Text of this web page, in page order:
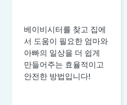
베이비시터를 찾고 집에
서 도움이 필요한 엄마와
아빠의 일상을 더 쉽게
만들어주는 효율적이고
안전한 방법입니다!